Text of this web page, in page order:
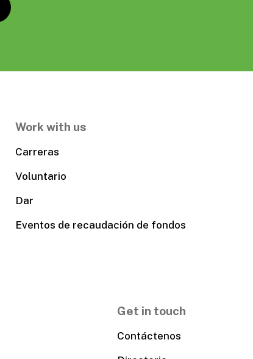
Work with us
Carreras
Voluntario
Dar
Eventos de recaudación de fondos
Get in touch
Contáctenos